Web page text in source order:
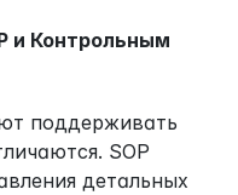
и Контрольным
поддерживать
SOP
детальных